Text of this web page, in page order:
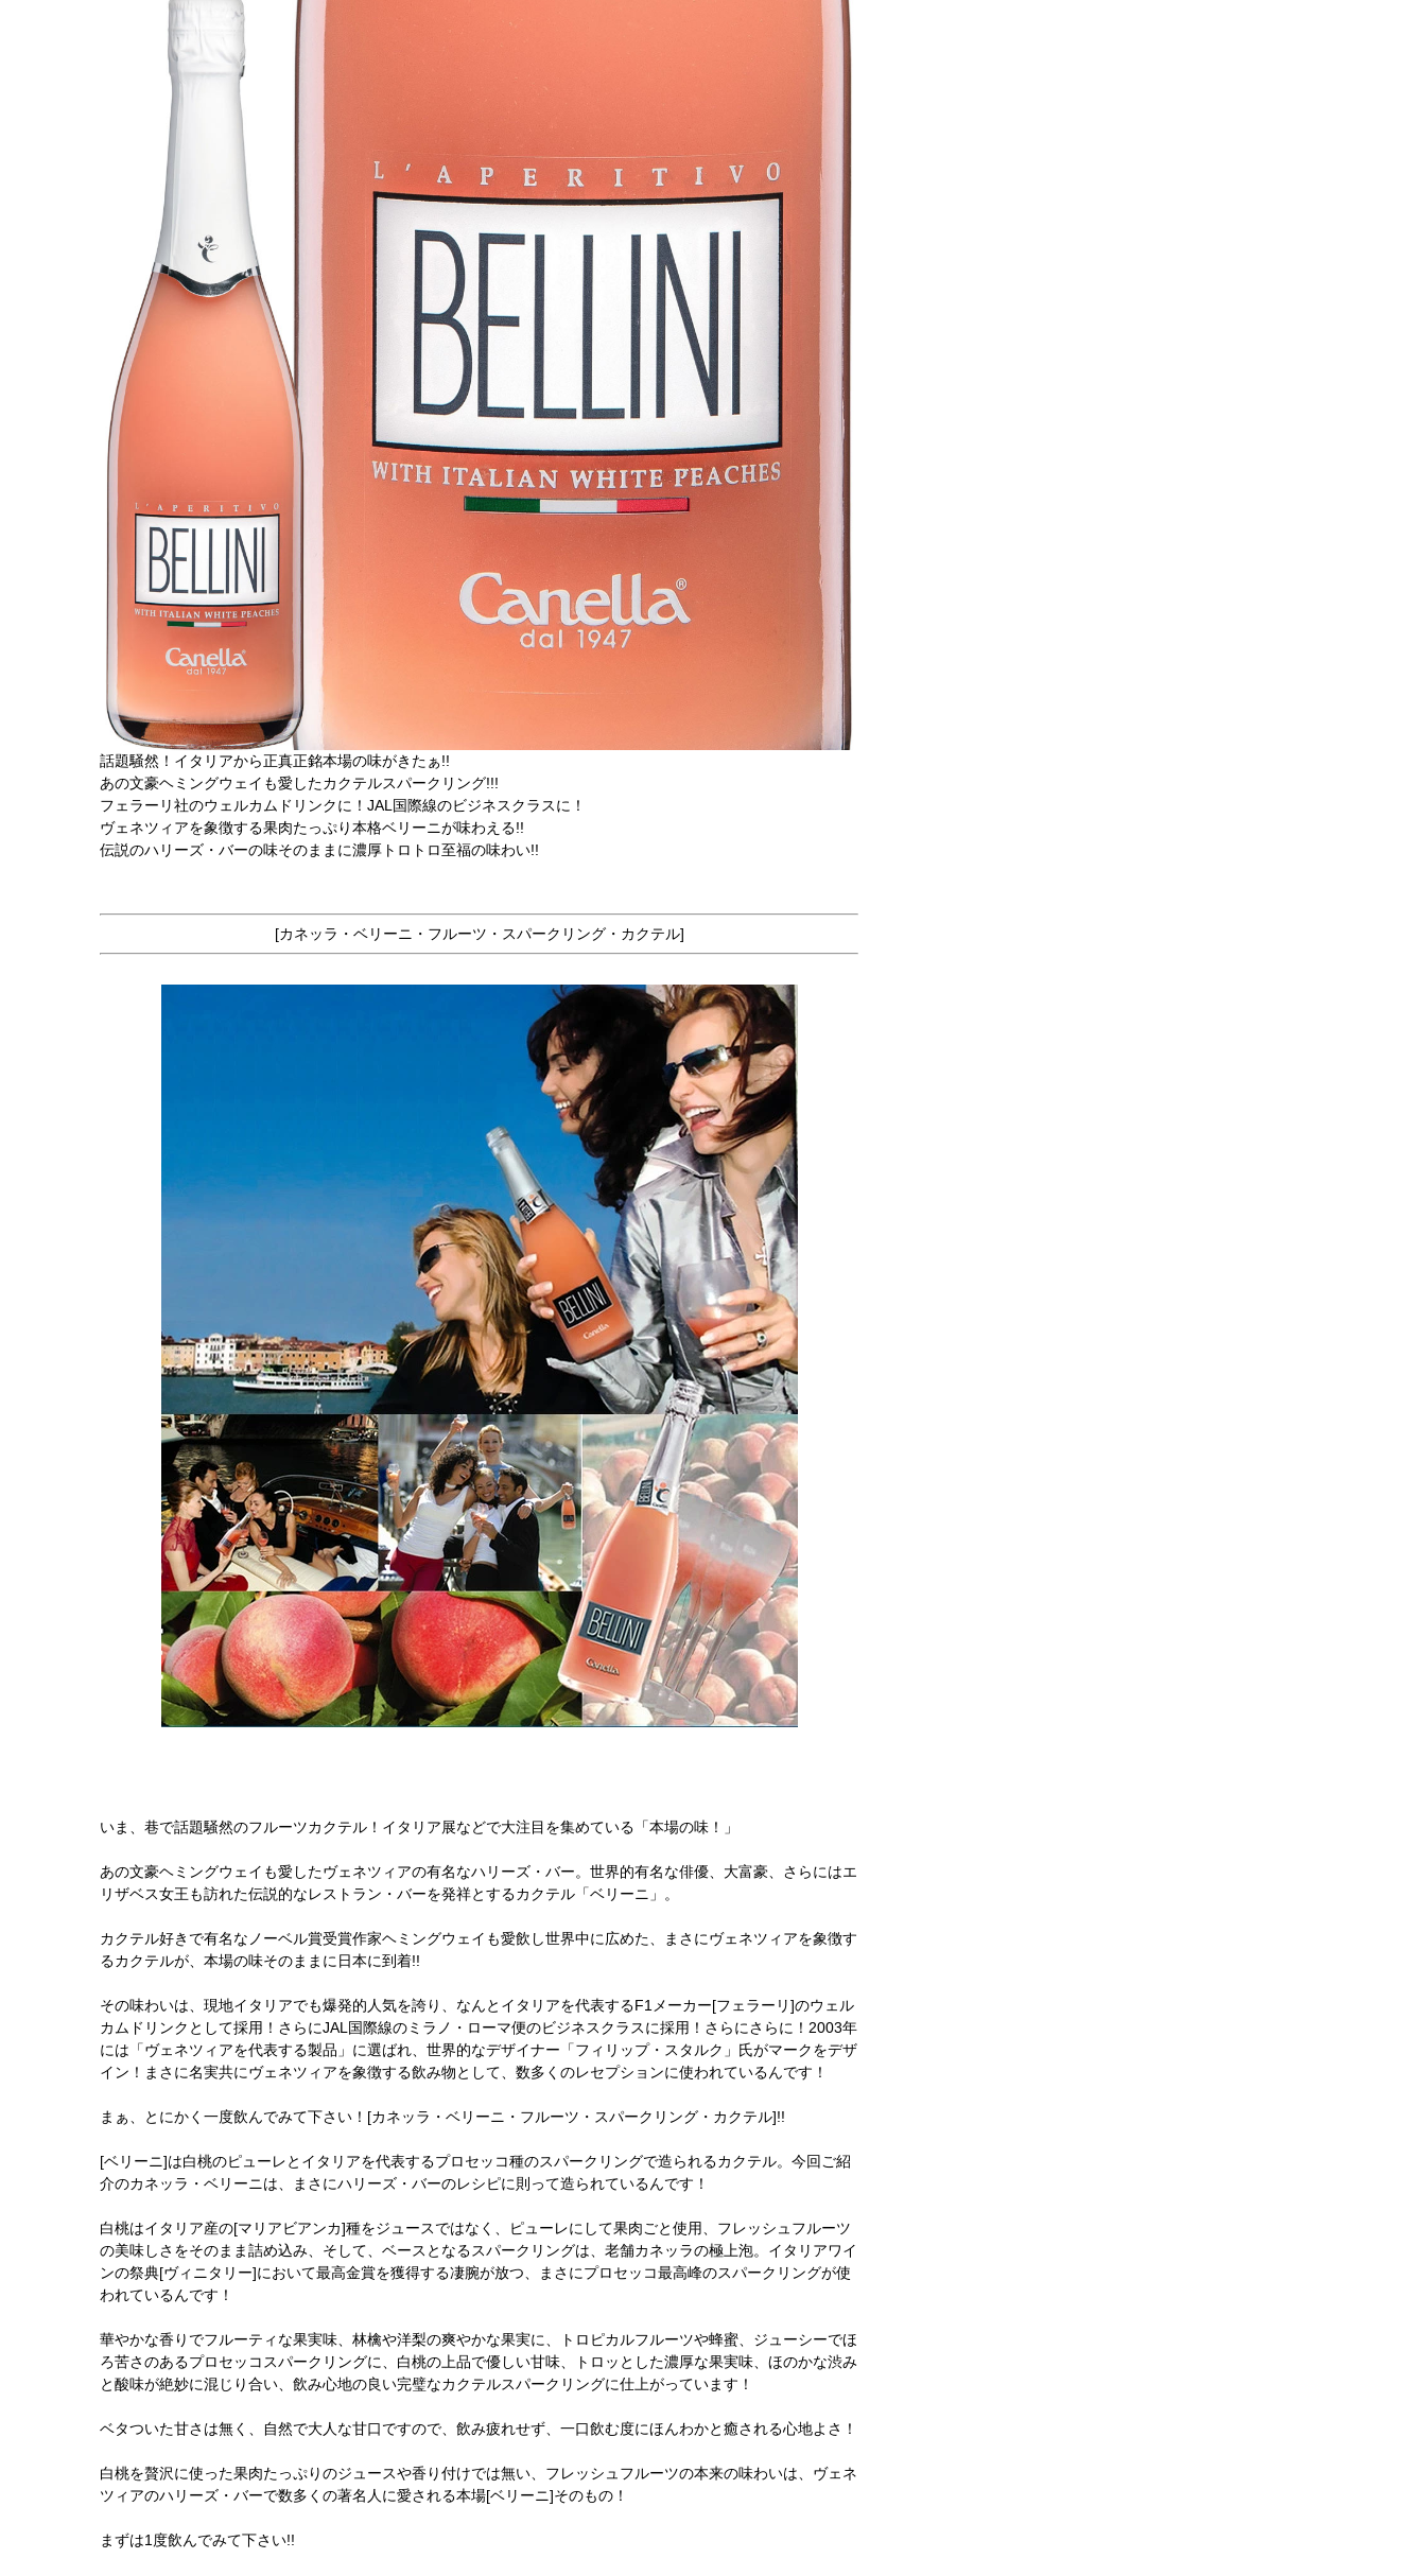
話題騒然！イタリアから正真正銘本場の味がきたぁ!!
あの文豪ヘミングウェイも愛したカクテルスパークリング!!!
フェラーリ社のウェルカムドリンクに！JAL国際線のビジネスクラスに！
ヴェネツィアを象徴する果肉たっぷり本格ベリーニが味わえる!!
伝説のハリーズ・バーの味そのままに濃厚トロトロ至福の味わい!!
[カネッラ・ベリーニ・フルーツ・スパークリング・カクテル]
いま、巷で話題騒然のフルーツカクテル！イタリア展などで大注目を集めている「本場の味！」
あの文豪ヘミングウェイも愛したヴェネツィアの有名なハリーズ・バー。世界的有名な俳優、大富豪、さらにはエ
リザベス女王も訪れた伝説的なレストラン・バーを発祥とするカクテル「ベリーニ」。
カクテル好きで有名なノーベル賞受賞作家ヘミングウェイも愛飲し世界中に広めた、まさにヴェネツィアを象徴す
るカクテルが、本場の味そのままに日本に到着!!
その味わいは、現地イタリアでも爆発的人気を誇り、なんとイタリアを代表するF1メーカー[フェラーリ]のウェル
カムドリンクとして採用！さらにJAL国際線のミラノ・ローマ便のビジネスクラスに採用！さらにさらに！2003年
には「ヴェネツィアを代表する製品」に選ばれ、世界的なデザイナー「フィリップ・スタルク」氏がマークをデザ
イン！まさに名実共にヴェネツィアを象徴する飲み物として、数多くのレセプションに使われているんです！
まぁ、とにかく一度飲んでみて下さい！[カネッラ・ベリーニ・フルーツ・スパークリング・カクテル]!!
[ベリーニ]は白桃のピューレとイタリアを代表するプロセッコ種のスパークリングで造られるカクテル。今回ご紹
介のカネッラ・ベリーニは、まさにハリーズ・バーのレシピに則って造られているんです！
白桃はイタリア産の[マリアビアンカ]種をジュースではなく、ピューレにして果肉ごと使用、フレッシュフルーツ
の美味しさをそのまま詰め込み、そして、ベースとなるスパークリングは、老舗カネッラの極上泡。イタリアワイ
ンの祭典[ヴィニタリー]において最高金賞を獲得する凄腕が放つ、まさにプロセッコ最高峰のスパークリングが使
われているんです！
華やかな香りでフルーティな果実味、林檎や洋梨の爽やかな果実に、トロピカルフルーツや蜂蜜、ジューシーでほ
ろ苦さのあるプロセッコスパークリングに、白桃の上品で優しい甘味、トロッとした濃厚な果実味、ほのかな渋み
と酸味が絶妙に混じり合い、飲み心地の良い完璧なカクテルスパークリングに仕上がっています！
ベタついた甘さは無く、自然で大人な甘口ですので、飲み疲れせず、一口飲む度にほんわかと癒される心地よさ！
白桃を贅沢に使った果肉たっぷりのジュースや香り付けでは無い、フレッシュフルーツの本来の味わいは、ヴェネ
ツィアのハリーズ・バーで数多くの著名人に愛される本場[ベリーニ]そのもの！
まずは1度飲んでみて下さい!!